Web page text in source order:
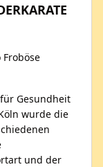
Gesundheit
wurde die
und der